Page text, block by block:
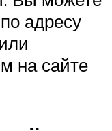
адресу
на сайте